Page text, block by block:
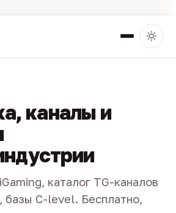
каналы и
каталог TG-каналов
базы C-level. Бесплатно,